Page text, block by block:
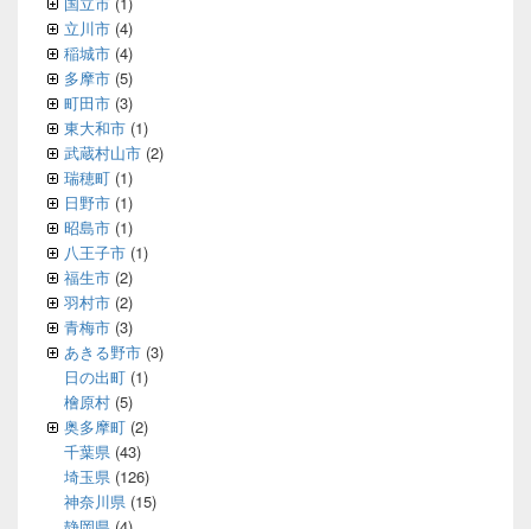
立川市 (4)
稲城市 (4)
多摩市 (5)
町田市 (3)
東大和市 (1)
武蔵村山市 (2)
瑞穂町 (1)
日野市 (1)
昭島市 (1)
八王子市 (1)
福生市 (2)
羽村市 (2)
青梅市 (3)
あきる野市 (3)
日の出町 (1)
檜原村 (5)
奥多摩町 (2)
千葉県 (43)
埼玉県 (126)
神奈川県 (15)